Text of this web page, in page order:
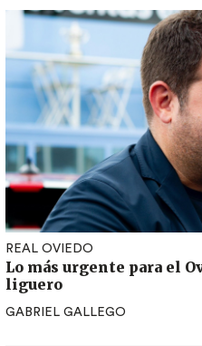
REAL OVIEDO
Lo más urgente para el
liguero
GABRIEL GALLEGO